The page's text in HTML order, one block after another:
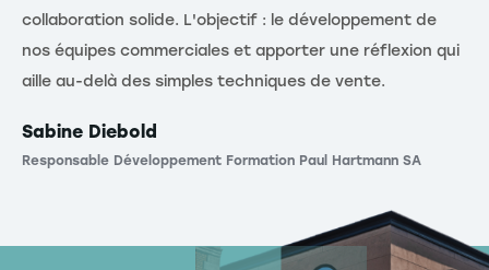
collaboration solide. L'objectif : le développement de
nos équipes commerciales et apporter une réflexion qui
aille au-delà des simples techniques de vente.
Sabine Diebold
Responsable Développement Formation Paul Hartmann SA